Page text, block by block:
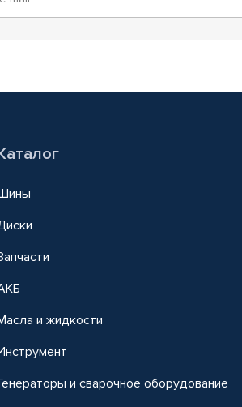
и жидкости
и сварочное оборудование